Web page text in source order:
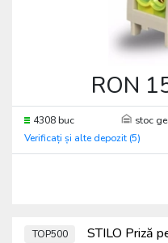
RON
4308 buc stoc
Verificați și alte depozit (5)
TOP500
STILO Priză